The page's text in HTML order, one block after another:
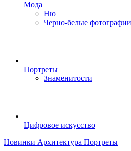
Мода
Ню
Черно-белые фотографии
Портреты
Знаменитости
Цифровое искусство
Новинки Архитектура Портреты